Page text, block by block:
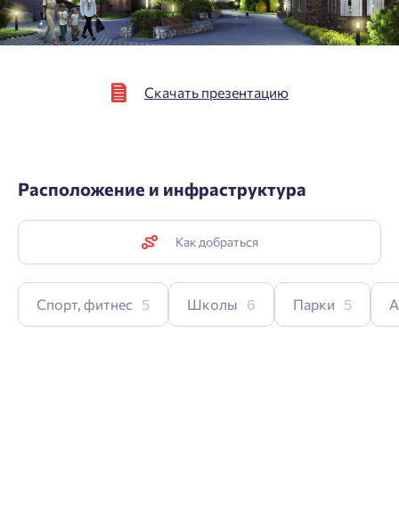
Скачать презентацию
Расположение и инфраструктура
Как добраться
Спорт, фитнес 5 Школы 6 Парки 5